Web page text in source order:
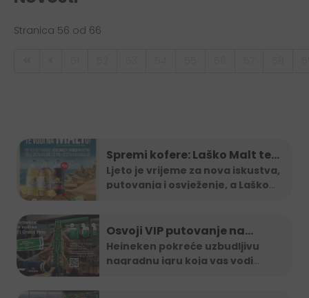
Stranica 56 od 66
Spremi kofere: Laško Malt te
vodi na Maltu
Ljeto je vrijeme za nova iskustva,
putovanja i osvježenje, a Laško...
Osvoji VIP putovanje na
Formula 1 utrku uz Heineken
nagradnu igru
Heineken pokreće uzbudljivu
nagradnu igru koja vas vodi